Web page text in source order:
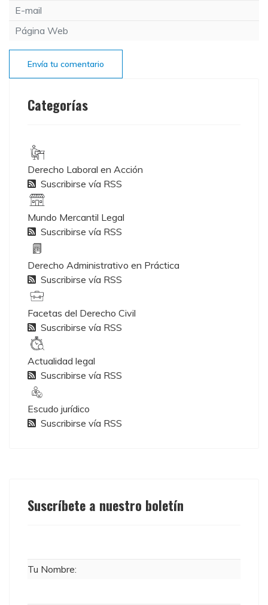
Envía tu comentario
Categorías
Derecho Laboral en Acción
Suscribirse vía RSS
Mundo Mercantil Legal
Suscribirse vía RSS
Derecho Administrativo en Práctica
Suscribirse vía RSS
Facetas del Derecho Civil
Suscribirse vía RSS
Actualidad legal
Suscribirse vía RSS
Escudo jurídico
Suscribirse vía RSS
Suscríbete a nuestro boletín
Tu Nombre: